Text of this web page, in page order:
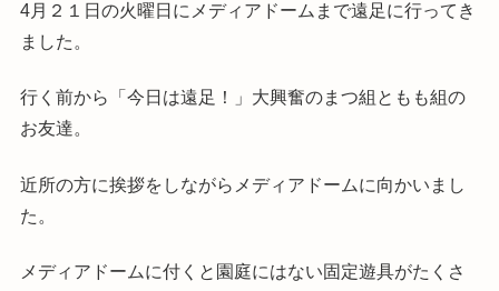
4月２１日の火曜日にメディアドームまで遠足に行ってき
ました。
行く前から「今日は遠足！」大興奮のまつ組ともも組の
お友達。
近所の方に挨拶をしながらメディアドームに向かいまし
た。
メディアドームに付くと園庭にはない固定遊具がたくさ